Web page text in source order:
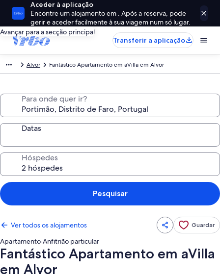
Aceder à aplicação
Encontre um alojamento em . Após a reserva, pode
gerir e aceder facilmente à sua viagem num só lugar.
Avançar para a secção principal
Transferir a aplicação
Alvor Fantástico Apartamento em aVilla em Alvor
Para onde quer ir?
Datas
Hóspedes
Pesquisar
Ver todos os alojamentos Guardar
Apartamento·Anfitrião particular
Fantástico Apartamento em aVilla
em Alvor